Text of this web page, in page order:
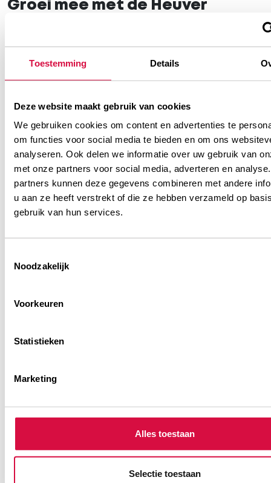
Toestemming Details
Deze website maakt gebruik van cookies
We gebruiken cookies om content en advertenties te
om functies voor social media te bieden en om ons
analyseren. Ook delen we informatie over uw gebruik van
met onze partners voor social media, adverteren en
partners kunnen deze gegevens combineren met andere
u aan ze heeft verstrekt of die ze hebben verzameld op
gebruik van hun services.
Noodzakelijk
Voorkeuren
Statistieken
Marketing
Alles toestaan
Selectie toestaan
Groei mee met de Heuver
Leren en ontwikkelen staan bij ons centraal. Via de
commercieel talent of logistiek
organisatiewonder bent: wij helpen je om sterker
te worden in je vak én als professional. Met
trainingen, coaching en doorgroeimogelijkheden
op maat.
Bij Heuver Group bouwen we elke dag samen aan
een organisatie waar mensen graag werken,